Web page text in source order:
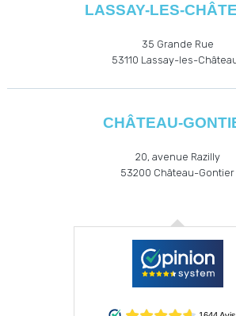
LASSAY-LES-
35 Grande Rue
53110 Lassay-les-
CHÂTEAU-
20, avenue Razilly
53200 Château-Gontier